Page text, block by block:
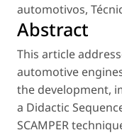
automotivos,
Abstract
This article
automotive
the development,
a Didactic
SCAMPER